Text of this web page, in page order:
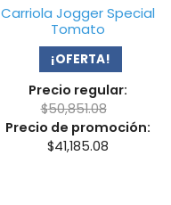
Carriola Jogger Special
Tomato
¡OFERTA!
Precio regular:
$50,851.08
Precio de promoción:
$41,185.08